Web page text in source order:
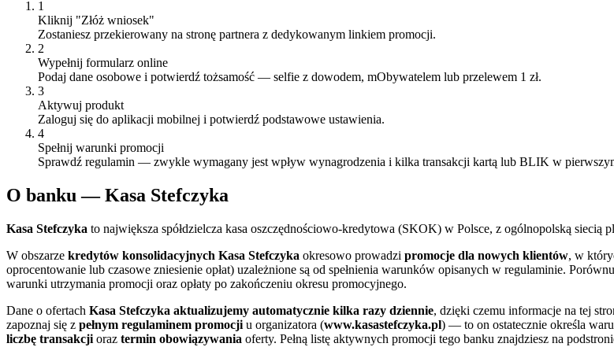
1
Kliknij "Złóż wniosek"
Zostaniesz przekierowany na stronę partnera z dedykowanym linkiem promocji.
2
Wypełnij formularz online
Podaj dane osobowe i potwierdź tożsamość — selfie z dowodem, mObywatelem lub przelewem 1 zł.
3
Aktywuj produkt
Zaloguj się do aplikacji mobilnej i potwierdź podstawowe ustawienia.
4
Spełnij warunki promocji
Sprawdź regulamin — zwykle wymagany jest wpływ wynagrodzenia i kilka transakcji kartą lub BLIK w
O banku—Kasa Stefczyka
Kasa Stefczyka to największa spółdzielcza kasa oszczędnościowo-kredytowa (SKOK) w Polsce, z ogólnopolską siecią
W obszarze kredytów konsolidacyjnych Kasa Stefczyka okresowo prowadzi promocje dla nowych klientów, w
oprocentowanie lub czasowe zniesienie opłat) uzależnione są od spełnienia warunków opisanych w regulaminie.
warunki utrzymania promocji oraz opłaty po zakończeniu okresu promocyjnego.
Dane o ofertach Kasa Stefczyka aktualizujemy automatycznie kilka razy dziennie, dzięki czemu informacje na tej
zapoznaj się z pełnym regulaminem promocji u organizatora (www.kasastefczyka.pl) — to on ostatecznie określa
liczbę transakcji oraz termin obowiązywania oferty. Pełną listę aktywnych promocji tego banku znajdziesz na